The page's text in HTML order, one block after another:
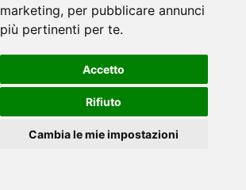
marketing, per pubblicare annunci
più pertinenti per te.
Accetto
Rifiuto
Cambia le mie impostazioni